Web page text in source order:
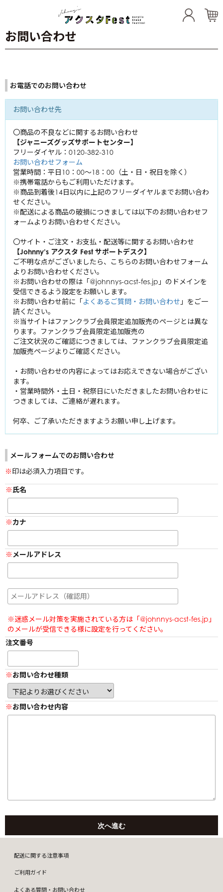
TOKIO
城島茂
国分太一
KinKi Kids
堂本光一
堂本剛
20th Century
坂本昌行
長野博
井ノ原快彦
KAT-TUN
亀梨和也
上田竜也
中丸雄一
NEWS
小山慶一郎
加藤シゲアキ
増田貴久
関ジャニ∞
横山裕
村上信五
安田章大
大倉忠義
Hey! Say! JUMP
知念侑李
中島裕翔
有岡大貴
髙木雄也
伊野尾慧
薮宏太
Kis-My-Ft2
北山宏光
千賀健永
宮田俊哉
横尾渉
藤ヶ谷太輔
玉森裕太
二階堂高嗣
SexyZone
佐藤勝利
中島健人
菊池風磨
松島聡
A.B.C-Z
橋本良亮
戸塚祥太
河合郁人
五関晃一
塚田僚一
ジャニーズWEST
重岡大毅
桐山照史
中間淳太
神山智洋
藤井流星
濵田崇裕
小瀧望
King ＆ Prince
平野紫耀
永瀬廉
岸優太
神宮寺勇太
SixTONES
京本大我
松村北斗
髙地優吾
田中樹
Snow Man
岩本照
深澤辰哉
渡辺翔太
向井康二
宮舘涼太
佐久間大介
なにわ男子
西畑大吾
大西流星
長尾謙杜
藤原丈一郎
大橋和也
佐藤アツヒロ
三宅健
生田斗真
内博貴
中山優馬
風間俊介
屋良朝幸
岡本圭人
ふぉ～ゆ～
福田悠太
林翔太
室龍太
寺西拓人
配送に関する注意事項
よくあるご質問・お問い合わせ
会員規約
プライバシーポリシー
お問い合わせ
お電話でのお問い合わせ
お問い合わせ先
〇商品の不良などに関するお問い合わせ
【ジャニーズグッズサポートセンター】
フリーダイヤル：0120-382-310
お問い合わせフォーム
営業時間：平日10：00～18：00（土・日・祝日を除く）
※携帯電話からもご利用いただけます。
※商品到着後14日以内に上記のフリーダイヤルまでお問い合わ
せください。
※配送による商品の破損につきましては以下のお問い合わせフ
ォームよりお問い合わせください。
〇サイト・ご注文・お支払・配送等に関するお問い合わせ
【Johnny’s アクスタ Fest サポートデスク】
ご不明な点がございましたら、こちらのお問い合わせフォーム
よりお問い合わせください。
※お問い合わせの際は「@johnnys-acst-fes.jp」のドメインを
受信できるよう設定をお願いします。
※お問い合わせ前に「よくあるご質問・お問い合わせ 」をご一
読ください。
※当サイトはファンクラブ会員限定追加販売のページとは異な
ります。ファンクラブ会員限定追加販売の
ご注文状況のご確認につきましては、ファンクラブ会員限定追
加販売ページよりご確認ください。
・お問い合わせの内容によってはお応えできない場合がござい
ます。
・営業時間外・土日・祝祭日にいただきましたお問い合わせに
つきましては、ご連絡が遅れます。
何卒、ご了承いただきますようお願い申し上げます。
メールフォームでのお問い合わせ
印は必須入力項目です。
氏名
カナ
メールアドレス
※迷惑メール対策を実施されている方は「@johnnys-acst-fes.jp」
のメールが受信できる様に設定を行ってください。
注文番号
お問い合わせ種類
お問い合わせ内容
配送に関する注意事項
ご利用ガイド
よくある質問・お問い合わせ